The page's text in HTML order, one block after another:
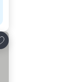
na seznam